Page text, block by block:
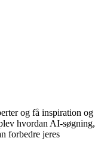
og få inspiration og
hvordan AI-søgning,
forbedre jeres